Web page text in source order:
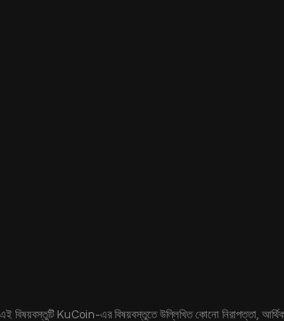
KuCoin-এর বিষয়বস্তুতে উল্লিখিত কোনো নিরাপত্তা, আর্থিক